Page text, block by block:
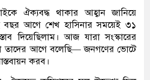
ঐক্যবদ্ধ থাকার আহ্বান জানিয়ে
আগে শেখ হাসিনার সময়েই ৩১
দিয়েছিলাম। আজ যারা সংস্কারের
তাদের আগে বলেছি— জনগণের ভোটে
করব।